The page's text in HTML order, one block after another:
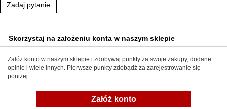
Zadaj pytanie
Skorzystaj na założeniu konta w naszym sklepie
Załóż konto w naszym sklepie i zdobywaj punkty za swoje zakupy, dodane
opinie i wiele innych. Pierwsze punkty zdobądź za zarejestrowanie się
poniżej:
Załóż konto